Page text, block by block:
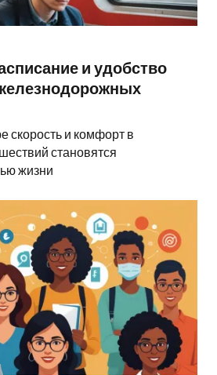
и удобство
скорость и комфорт в
становятся
жизни